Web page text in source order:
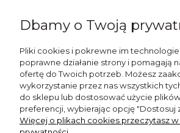
+48 785 709 330
ESTERA
Otolice 68
99-400 Łowicz
Dbamy o Twoją
Pliki cookies i pokrewne im
poprawne działanie strony i pomagają
ofertę do Twoich potrzeb. Możesz
wykorzystanie przez nas wszystkich
do sklepu lub dostosować użycie
preferencji, wybierając opcję "Dostosuj
Więcej o plikach cookies przeczytasz w